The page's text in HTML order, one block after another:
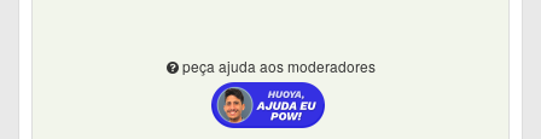
peça ajuda aos moderadores